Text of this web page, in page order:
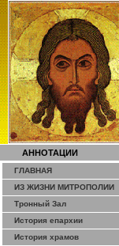
АННОТАЦИИ
ГЛАВНАЯ
ИЗ ЖИЗНИ МИТРОПОЛИИ
Тронный Зал
История епархии
История храмов